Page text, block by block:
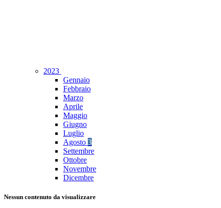
2023
Gennaio
Febbraio
Marzo
Aprile
Maggio
Giugno
Luglio
Agosto 3
Settembre
Ottobre
Novembre
Dicembre
Nessun contenuto da visualizzare